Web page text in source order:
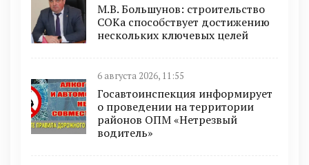
М.В. Большунов: строительство
СОКа способствует достижению
нескольких ключевых целей
6 августа 2026, 11:55
Госавтоинспекция информирует
о проведении на территории
районов ОПМ «Нетрезвый
водитель»